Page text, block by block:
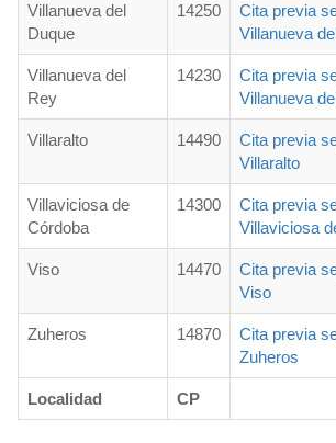
Villanueva del
Duque
14250
Cita previa
Villanueva
Villanueva del
Rey
14230
Cita previa
Villanueva
Villaralto 14490
Cita previa
Villaralto
Villaviciosa de
Córdoba
14300
Cita previa
Villaviciosa
Viso 14470
Cita previa
Viso
Zuheros 14870
Cita previa
Zuheros
Localidad CP